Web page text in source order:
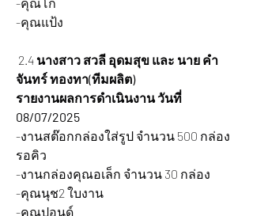
-คุณแป้ง
2.4 นางสาว สวลี อุดมสุข และ นาย คำ
จันทร์ ทองทา(ทีมผลิต)
รายงานผลการดำเนินงาน วันที่
08/07/2025
-งานสต๊อกกล่องใส่รูป จำนวน 500 กล่อง
รอคิว
-งานกล่องคุณอเล็ก จำนวน 30 กล่อง
-คุณนุช2 ใบงาน
-คุณปอนด์